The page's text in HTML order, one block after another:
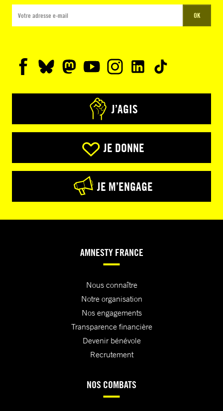
OK
J’AGIS
JE DONNE
JE M’ENGAGE
AMNESTY FRANCE
Nous connaître
Notre organisation
Nos engagements
Transparence financière
Devenir bénévole
Recrutement
NOS COMBATS